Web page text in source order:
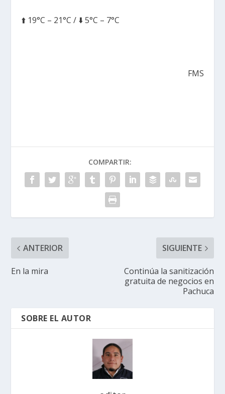
⬆️ 19°C – 21°C / ⬇️ 5°C – 7°C
FMS
COMPARTIR:
ANTERIOR
En la mira
SIGUIENTE
Continúa la sanitización
gratuita de negocios en
Pachuca
SOBRE EL AUTOR